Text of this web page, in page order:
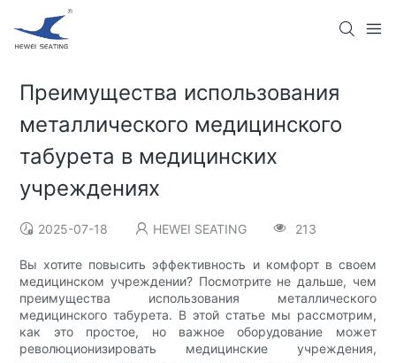
Преимущества использования
металлического медицинского
табурета в медицинских
учреждениях
2025-07-18 HEWEI SEATING 213
Вы хотите повысить эффективность и комфорт в своем
медицинском учреждении? Посмотрите не дальше, чем
преимущества использования металлического
медицинского табурета. В этой статье мы рассмотрим,
как это простое, но важное оборудование может
революционизировать медицинские учреждения,